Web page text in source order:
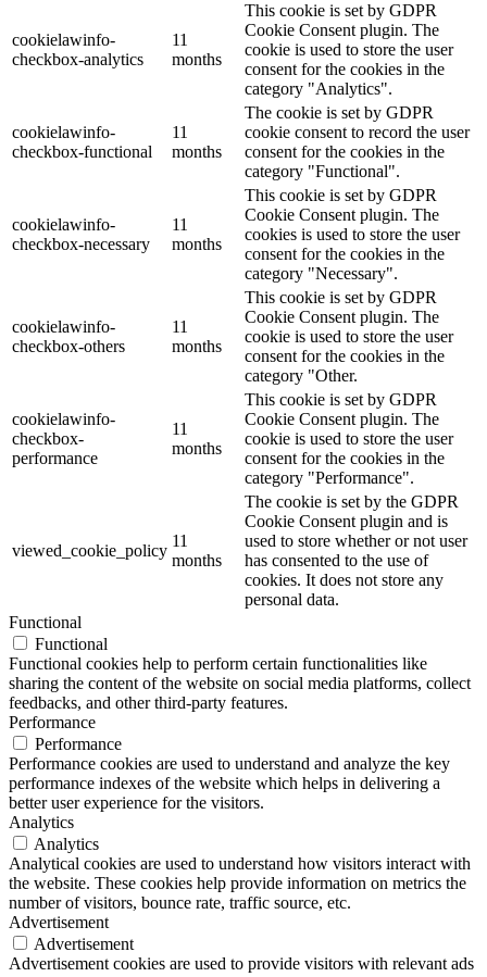
cookielawinfo-
checkbox-analytics
11
months
This cookie is set by GDPR
Cookie Consent plugin. The
cookie is used to store the user
consent for the cookies in the
category "Analytics".
cookielawinfo-
checkbox-functional
11
months
The cookie is set by GDPR
cookie consent to record the user
consent for the cookies in the
category "Functional".
cookielawinfo-
checkbox-necessary
11
months
This cookie is set by GDPR
Cookie Consent plugin. The
cookies is used to store the user
consent for the cookies in the
category "Necessary".
cookielawinfo-
checkbox-others
11
months
This cookie is set by GDPR
Cookie Consent plugin. The
cookie is used to store the user
consent for the cookies in the
category "Other.
cookielawinfo-
checkbox-
performance
11
months
This cookie is set by GDPR
Cookie Consent plugin. The
cookie is used to store the user
consent for the cookies in the
category "Performance".
viewed_cookie_policy
11
months
The cookie is set by the GDPR
Cookie Consent plugin and is
used to store whether or not user
has consented to the use of
cookies. It does not store any
personal data.
Functional
Functional
Functional cookies help to perform certain functionalities like
sharing the content of the website on social media platforms, collect
feedbacks, and other third-party features.
Performance
Performance
Performance cookies are used to understand and analyze the key
performance indexes of the website which helps in delivering a
better user experience for the visitors.
Analytics
Analytics
Analytical cookies are used to understand how visitors interact with
the website. These cookies help provide information on metrics the
number of visitors, bounce rate, traffic source, etc.
Advertisement
Advertisement
Advertisement cookies are used to provide visitors with relevant ads